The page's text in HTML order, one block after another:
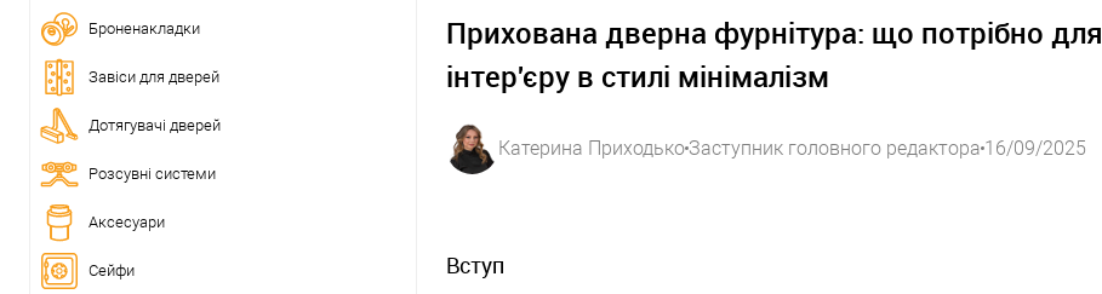
Броненакладки
Завіси для дверей
Дотягувачі дверей
Розсувні системи
Аксесуари
Сейфи
Прихована дверна фурнітура: що потрібно для
інтер'єру в стилі мінімалізм
Катерина Приходько Заступник головного редактора 16/09/2025
Вступ